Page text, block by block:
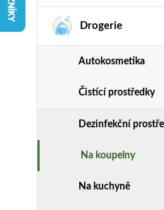
Drogerie
Autokosmetika
Čistící prostředky
Dezinfekční
Na koupelny
Na kuchyně